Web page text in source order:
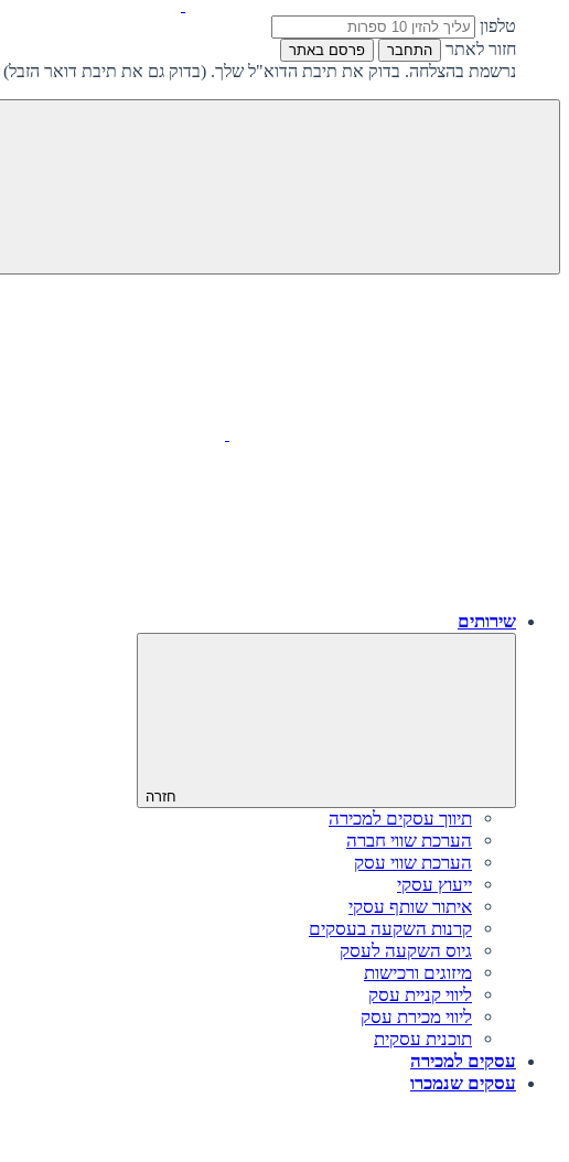
טלפון
חזור לאתר
התחבר פרסם באתר
נרשמת בהצלחה. בדוק את תיבת הדוא"ל שלך. (בדוק גם את תיבת דואר הזבל)
שירותים
חזרה
תיווך עסקים למכירה
הערכת שווי חברה
הערכת שווי עסק
ייעוץ עסקי
איתור שותף עסקי
קרנות השקעה בעסקים
גיוס השקעה לעסק‎‎
מיזוגים ורכישות
ליווי קניית עסק
ליווי מכירת עסק
תוכנית עסקית
עסקים למכירה
עסקים שנמכרו